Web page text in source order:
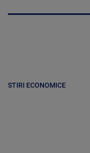
STIRI ECONOMICE